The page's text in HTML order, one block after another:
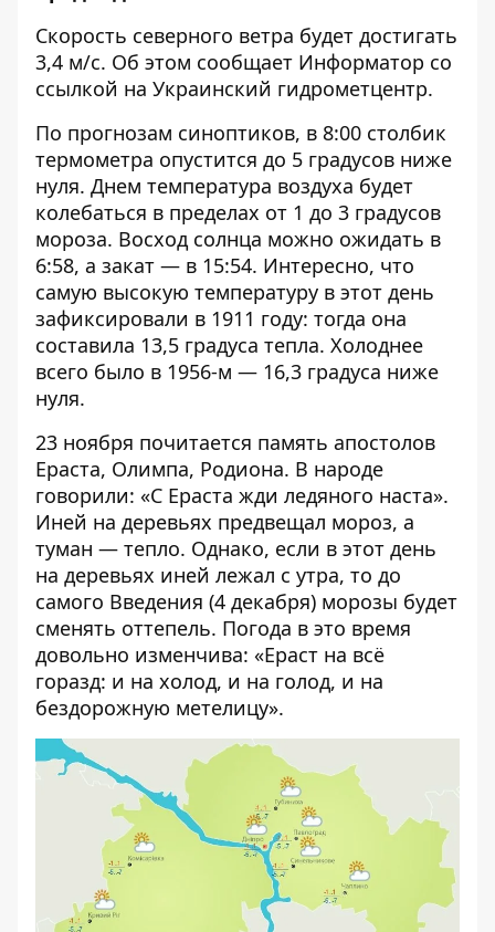
Скорость северного ветра будет достигать
3,4 м/с. Об этом сообщает Информатор со
ссылкой на Украинский гидрометцентр.
По прогнозам синоптиков, в 8:00 столбик
термометра опустится до 5 градусов ниже
нуля. Днем температура воздуха будет
колебаться в пределах от 1 до 3 градусов
мороза. Восход солнца можно ожидать в
6:58, а закат — в 15:54. Интересно, что
самую высокую температуру в этот день
зафиксировали в 1911 году: тогда она
составила 13,5 градуса тепла. Холоднее
всего было в 1956-м — 16,3 градуса ниже
нуля.
23 ноября почитается память апостолов
Ераста, Олимпа, Родиона. В народе
говорили: «С Ераста жди ледяного наста».
Иней на деревьях предвещал мороз, а
туман — тепло. Однако, если в этот день
на деревьях иней лежал с утра, то до
самого Введения (4 декабря) морозы будет
сменять оттепель. Погода в это время
довольно изменчива: «Ераст на всё
горазд: и на холод, и на голод, и на
бездорожную метелицу».